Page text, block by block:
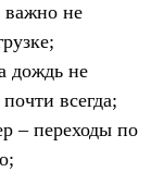
важно не
дождь не
всегда;
– переходы по